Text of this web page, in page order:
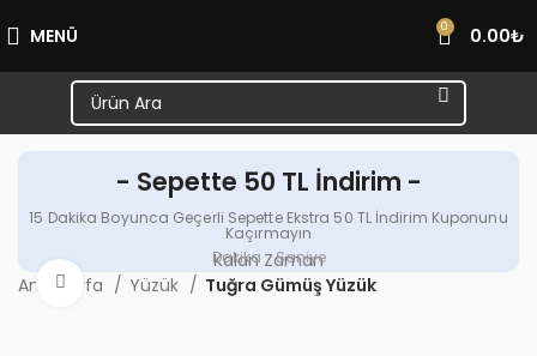
MENÜ 0 0.00₺
- Sepette 50 TL İndirim -
15 Dakika Boyunca Geçerli Sepette Ekstra 50 TL İndirim Kuponunu
Kaçırmayın
Kalan Zaman
Dakika Saniye
Ana Sayfa Yüzük Tuğra Gümüş Yüzük
Büyütmek için tıklayın